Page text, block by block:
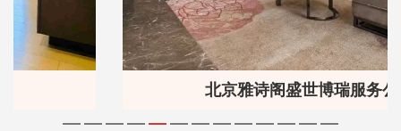
北京雅诗阁盛世博瑞服务公寓